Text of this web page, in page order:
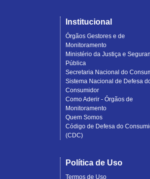
Institucional
Órgãos Gestores e de
Monitoramento
Ministério da Justiça e
Pública
Secretaria Nacional do
Sistema Nacional de Defesa
Consumidor
Como Aderir - Órgãos de
Monitoramento
Quem Somos
Código de Defesa do
(CDC)
Política de Uso
Termos de Uso